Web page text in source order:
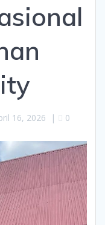
16, 2026 | 0